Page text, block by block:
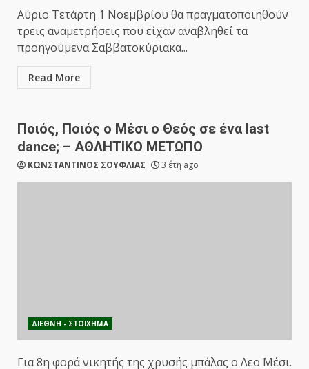
Αύριο Τετάρτη 1 Νοεμβρίου θα πραγματοποιηθούν
τρεις αναμετρήσεις που είχαν αναβληθεί τα
προηγούμενα Σαββατοκύριακα...
Read More
Ποιός, Ποιός ο Μέσι ο Θεός σε ένα last
dance; – ΑΘΛΗΤΙΚΟ ΜΕΤΩΠΟ
ΚΩΝΣΤΑΝΤΙΝΟΣ ΣΟΥΦΛΙΑΣ 3 έτη ago
ΔΙΕΘΝΗ - ΣΤΟΙΧΗΜΑ
Για 8η φορά νικητής της χρυσής μπάλας ο Λεο Μέσι.